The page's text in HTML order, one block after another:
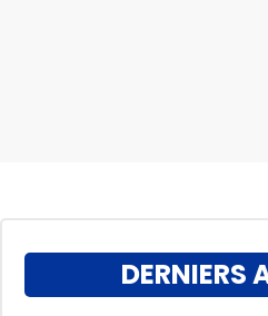
DERNIERS